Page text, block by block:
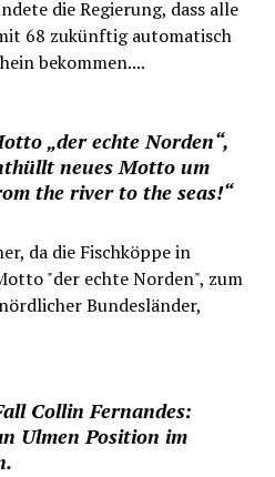
die Regierung, dass alle
68 zukünftig automatisch
bekommen....
„der echte Norden“,
neues Motto um
the river to the seas!“
da die Fischköppe in
"der echte Norden", zum
Bundesländer,
Collin Fernandes:
Ulmen Position im